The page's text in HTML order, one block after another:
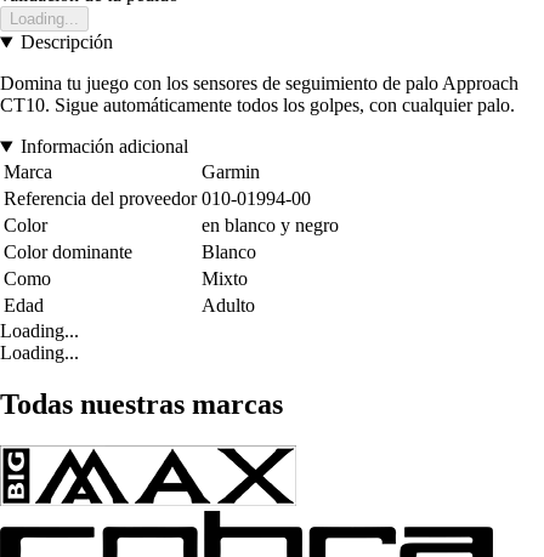
Loading...
Descripción
Domina tu juego con los sensores de seguimiento de palo Approach
CT10. Sigue automáticamente todos los golpes, con cualquier palo.
Información adicional
Marca
Garmin
Referencia del proveedor 010-01994-00
Color
en blanco y negro
Color dominante
Blanco
Como
Mixto
Edad
Adulto
Loading...
Loading...
Todas nuestras marcas